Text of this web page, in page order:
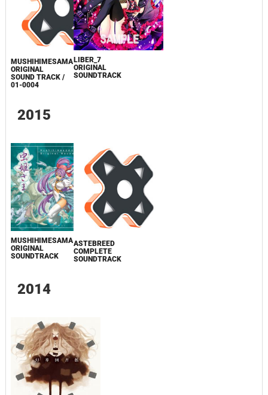
MUSHIHIMESAMA
ORIGINAL
SOUND TRACK /
01-0004
LIBER_7
ORIGINAL
SOUNDTRACK
2015
MUSHIHIMESAMA
ORIGINAL
SOUNDTRACK
ASTEBREED
COMPLETE
SOUNDTRACK
2014